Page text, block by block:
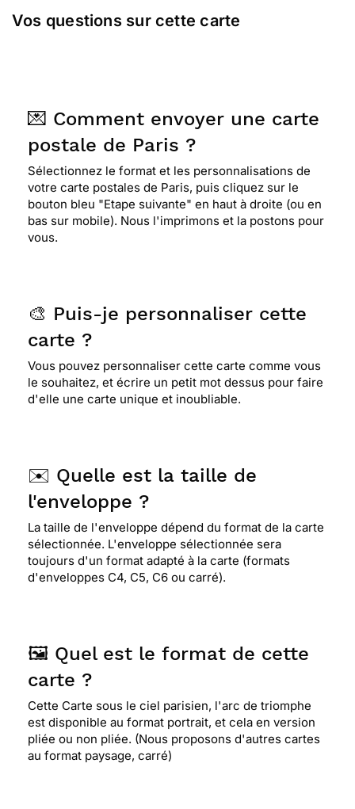
Vos questions sur cette carte
💌 Comment envoyer une carte
postale de Paris ?
Sélectionnez le format et les personnalisations de
votre carte postales de Paris, puis cliquez sur le
bouton bleu "Etape suivante" en haut à droite (ou en
bas sur mobile). Nous l'imprimons et la postons pour
vous.
🎨 Puis-je personnaliser cette
carte ?
Vous pouvez personnaliser cette carte comme vous
le souhaitez, et écrire un petit mot dessus pour faire
d'elle une carte unique et inoubliable.
✉️ Quelle est la taille de
l'enveloppe ?
La taille de l'enveloppe dépend du format de la carte
sélectionnée. L'enveloppe sélectionnée sera
toujours d'un format adapté à la carte (formats
d'enveloppes C4, C5, C6 ou carré).
🖼️ Quel est le format de cette
carte ?
Cette Carte sous le ciel parisien, l'arc de triomphe
est disponible au format portrait, et cela en version
pliée ou non pliée. (Nous proposons d'autres cartes
au format paysage, carré)